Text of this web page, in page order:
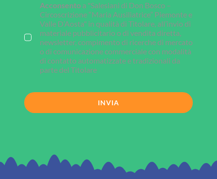
Acconsento a "Salesiani di Don Bosco –
Circoscrizione “Maria Ausiliatrice” Piemonte e
Valle D’Aosta" in qualità di Titolare, all’invio di
materiale pubblicitario o di vendita diretta,
newsletter, compimento di ricerche di mercato
o di comunicazione commerciale con modalità
di contatto automatizzate e tradizionali da
parte del Titolare
INVIA